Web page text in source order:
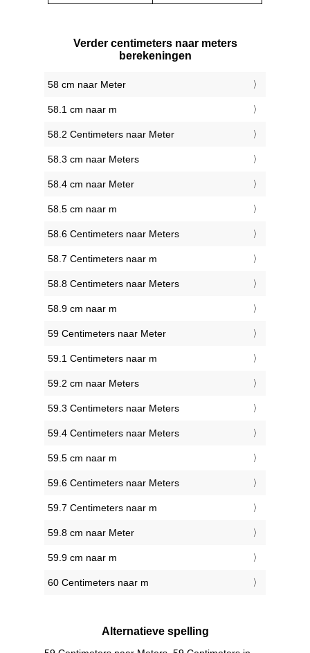
Verder centimeters naar meters
berekeningen
58 cm naar Meter
58.1 cm naar m
58.2 Centimeters naar Meter
58.3 cm naar Meters
58.4 cm naar Meter
58.5 cm naar m
58.6 Centimeters naar Meters
58.7 Centimeters naar m
58.8 Centimeters naar Meters
58.9 cm naar m
59 Centimeters naar Meter
59.1 Centimeters naar m
59.2 cm naar Meters
59.3 Centimeters naar Meters
59.4 Centimeters naar Meters
59.5 cm naar m
59.6 Centimeters naar Meters
59.7 Centimeters naar m
59.8 cm naar Meter
59.9 cm naar m
60 Centimeters naar m
Alternatieve spelling